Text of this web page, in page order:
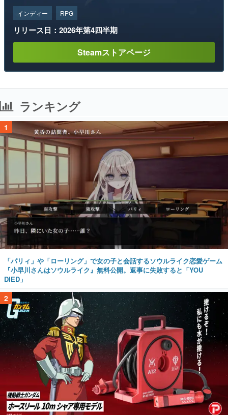
インディー RPG
リリース日：2026年第4四半期
Steamストアページ
ランキング
1
「パリィ」や「ローリング」で女の子と会話するソウルライク恋愛ゲーム
『小早川さんはソウルライク』無料公開。返事に失敗すると「YOU
DIED」
2